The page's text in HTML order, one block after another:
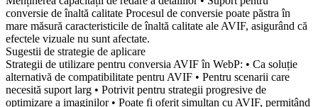
conversie de înaltă calitate Procesul de conversie poate păstra în
mare măsură caracteristicile de înaltă calitate ale AVIF, asigurând că
efectele vizuale nu sunt afectate.
Sugestii de strategie de aplicare
Strategii de utilizare pentru conversia AVIF în WebP: • Ca soluție
alternativă de compatibilitate pentru AVIF • Pentru scenarii care
necesită suport larg • Potrivit pentru strategii progresive de
optimizare a imaginilor • Poate fi oferit simultan cu AVIF, permițând